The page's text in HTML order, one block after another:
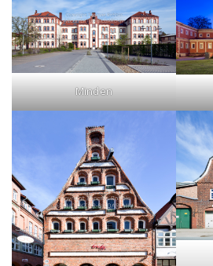
Minden